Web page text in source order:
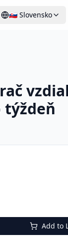
🇸🇰 Slovensko
Add to